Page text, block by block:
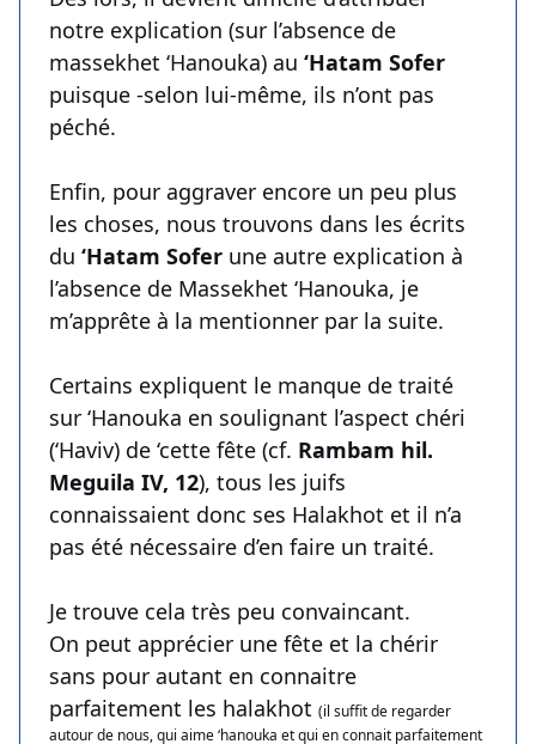
notre explication (sur l’absence de
massekhet ‘Hanouka) au ‘Hatam Sofer
puisque -selon lui-même, ils n’ont pas
péché.
Enfin, pour aggraver encore un peu plus
les choses, nous trouvons dans les écrits
du ‘Hatam Sofer une autre explication à
l’absence de Massekhet ‘Hanouka, je
m’apprête à la mentionner par la suite.
Certains expliquent le manque de traité
sur ‘Hanouka en soulignant l’aspect chéri
(‘Haviv) de ‘cette fête (cf. Rambam hil.
Meguila IV, 12), tous les juifs
connaissaient donc ses Halakhot et il n’a
pas été nécessaire d’en faire un traité.
Je trouve cela très peu convaincant.
On peut apprécier une fête et la chérir
sans pour autant en connaitre
parfaitement les halakhot (il suffit de regarder
autour de nous, qui aime ‘hanouka et qui en connait parfaitement